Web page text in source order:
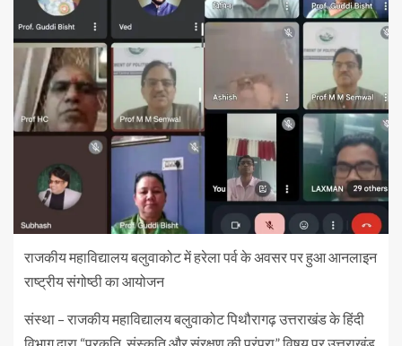
राजकीय महाविद्यालय बलुवाकोट में हरेला पर्व के अवसर पर हुआ आनलाइन
राष्ट्रीय संगोष्ठी का आयोजन
संस्था – राजकीय महाविद्यालय बलुवाकोट पिथौरागढ़ उत्तराखंड के हिंदी